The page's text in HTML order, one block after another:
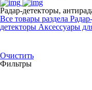
Радар-детекторы,
Все товары раздела
детекторы Аксессуары
Очистить
Фильтры